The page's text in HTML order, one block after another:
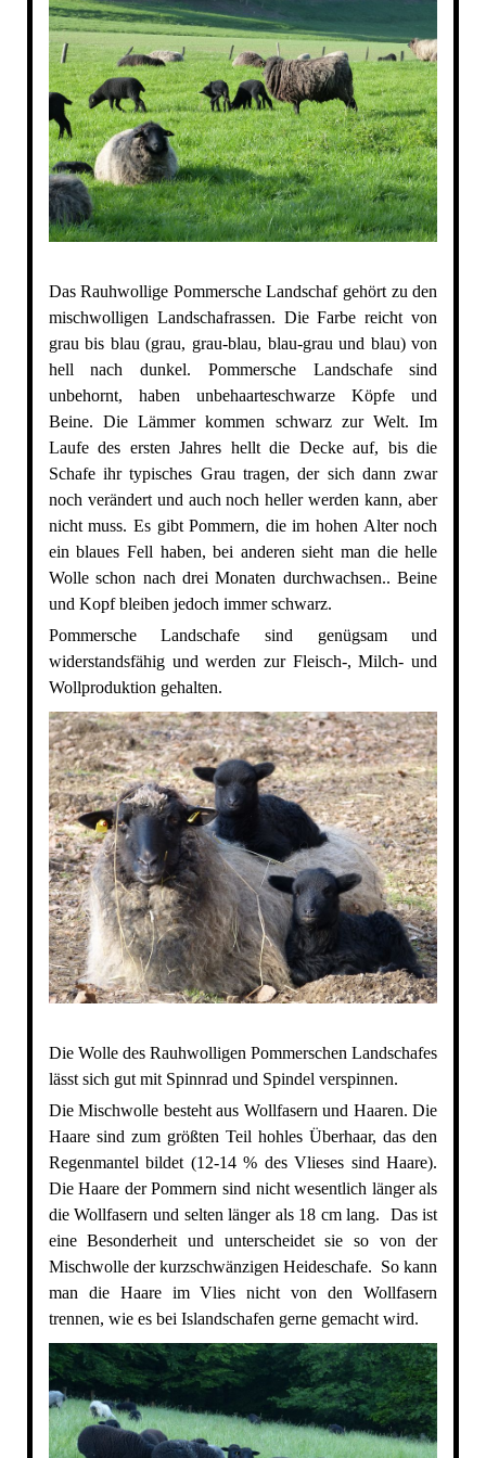
Das Rauhwollige Pommersche Landschaf gehört zu den
mischwolligen Landschafrassen. Die Farbe reicht von
grau bis blau (grau, grau-blau, blau-grau und blau) von
hell nach dunkel. Pommersche Landschafe sind
unbehornt, haben unbehaarteschwarze Köpfe und
Beine. Die Lämmer kommen schwarz zur Welt. Im
Laufe des ersten Jahres hellt die Decke auf, bis die
Schafe ihr typisches Grau tragen, der sich dann zwar
noch verändert und auch noch heller werden kann, aber
nicht muss. Es gibt Pommern, die im hohen Alter noch
ein blaues Fell haben, bei anderen sieht man die helle
Wolle schon nach drei Monaten durchwachsen.. Beine
und Kopf bleiben jedoch immer schwarz.
Pommersche Landschafe sind genügsam und
widerstandsfähig und werden zur Fleisch-, Milch- und
Wollproduktion gehalten.
Die Wolle des Rauhwolligen Pommerschen Landschafes
lässt sich gut mit Spinnrad und Spindel verspinnen.
Die Mischwolle besteht aus Wollfasern und Haaren. Die
Haare sind zum größten Teil hohles Überhaar, das den
Regenmantel bildet (12-14 % des Vlieses sind Haare).
Die Haare der Pommern sind nicht wesentlich länger als
die Wollfasern und selten länger als 18 cm lang. Das ist
eine Besonderheit und unterscheidet sie so von der
Mischwolle der kurzschwänzigen Heideschafe. So kann
man die Haare im Vlies nicht von den Wollfasern
trennen, wie es bei Islandschafen gerne gemacht wird.